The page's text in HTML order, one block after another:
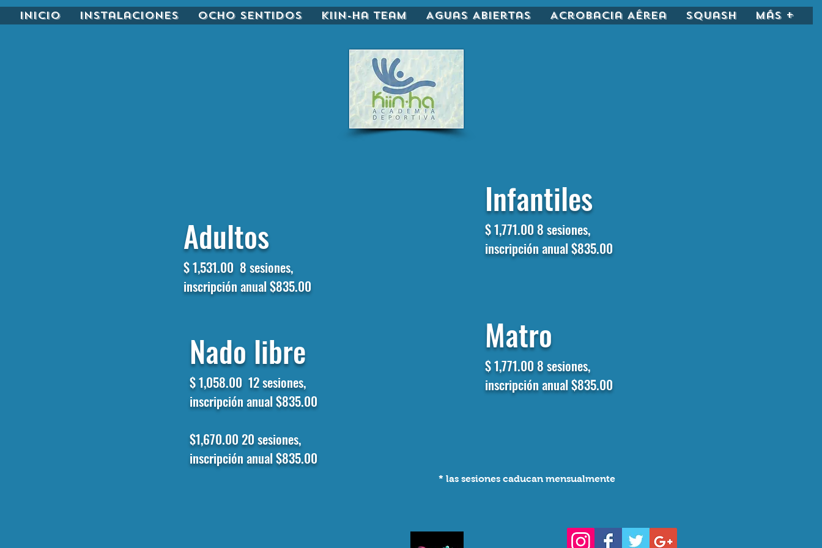
Inicio Instalaciones Ocho Sentidos Kiin-ha Team Aguas Abiertas Acrobacia Aérea Squash más +
Adultos
$ 1,531.00 8sesiones,
inscripción anual $835.00
Infantiles
$ 1,771.008 sesiones,
inscripción anual $835.00
Nado libre
$ 1,058.00 12 sesiones,
inscripción anual $835.00
$1,670.0020 sesiones,
inscripción anual $835.00
Matro
$ 1,771.008 sesiones,
inscripción anual $835.00
* las sesiones caducan mensualmente